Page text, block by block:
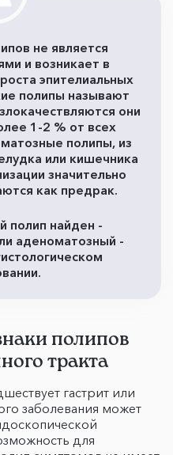
не является
и возникает в
эпителиальных
полипы называют
они
1-2 % от всех
полипы, из
или кишечника
значительно
как предрак.
полип найден -
аденоматозный -
полипов
тракта
гастрит или
заболевания может
для